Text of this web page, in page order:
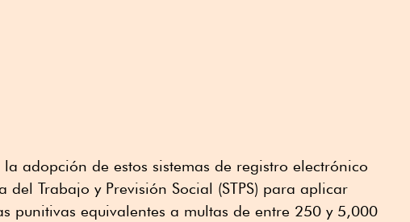
adopción de estos sistemas de registro electrónico
del Trabajo y Previsión Social (STPS) para aplicar
punitivas equivalentes a multas de entre 250 y 5,000